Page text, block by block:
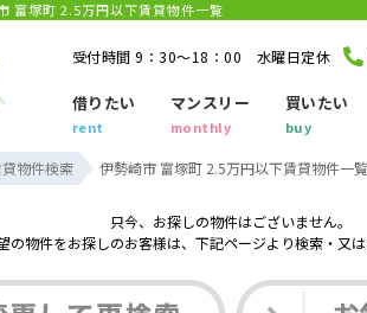
富塚町 2.5万円以下賃貸物件一覧
受付時間 9：30～18：00 水曜日定休
借りたい
rent
マンスリー
monthly
買いたい
buy
物件検索 伊勢崎市 富塚町 2.5万円以下賃貸物件一覧
只今、お探しの物件はございません。
の物件をお探しのお客様は、下記ページより検索・又は